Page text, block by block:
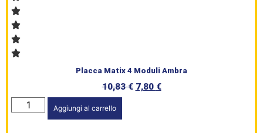
Placca Matix 4 Moduli Ambra
10,83€ 7,80 €
Aggiungi al carrello